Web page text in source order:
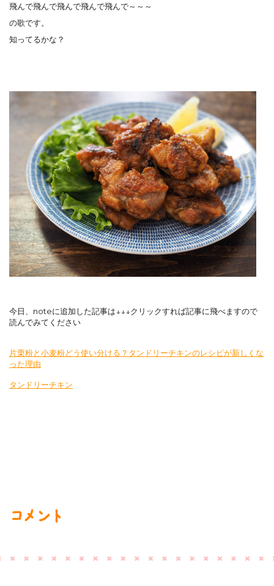
飛んで飛んで飛んで飛んで飛んで～～～
の歌です。
知ってるかな？
今日、noteに追加した記事は↓↓↓クリックすれば記事に飛べますので
読んでみてください
片栗粉と小麦粉どう使い分ける？タンドリーチキンのレシピが新しくな
った理由
タンドリーチキン
コメント